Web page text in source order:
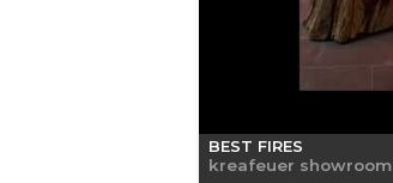
BEST FIRES
kreafeuer showroom